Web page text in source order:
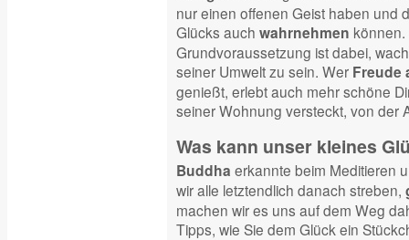
nur einen offenen Geist haben und
Glücks auch wahrnehmen können.
Grundvoraussetzung ist dabei,
seiner Umwelt zu sein. WerFreude
genießt, erlebt auch mehr schöne
seiner Wohnung versteckt, von der
Was kann unser kleines
Buddha erkannte beim Meditieren
wir alle letztendlich danach streben,
machen wir es uns auf dem Weg
Tipps, wie Sie dem Glück ein